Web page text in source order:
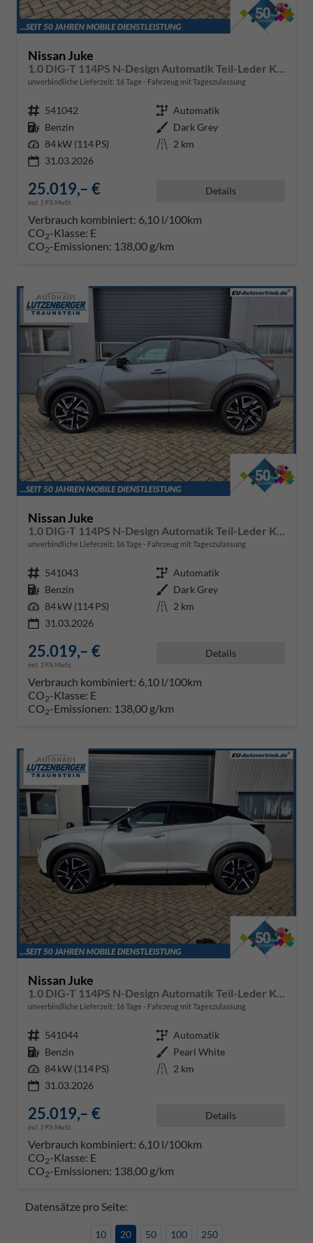
Nissan Juke
unverbindliche Lieferzeit: 16 Tage Fahrzeug mit Tageszulassung
Fahrzeugnr. 541042 Getriebe Automatik
Kraftstoff Benzin Außenfarbe Dark Grey
Leistung 84 kW (114 PS) Kilometerstand 2 km
31.03.2026
25.019,– €
incl. 19% MwSt.
Details
Verbrauch kombiniert: 6,10 l/100km
CO2-Klasse: E
CO2-Emissionen: 138,00 g/km
Nissan Juke
unverbindliche Lieferzeit: 16 Tage Fahrzeug mit Tageszulassung
Fahrzeugnr. 541043 Getriebe Automatik
Kraftstoff Benzin Außenfarbe Dark Grey
Leistung 84 kW (114 PS) Kilometerstand 2 km
31.03.2026
25.019,– €
incl. 19% MwSt.
Details
Verbrauch kombiniert: 6,10 l/100km
CO2-Klasse: E
CO2-Emissionen: 138,00 g/km
Nissan Juke
unverbindliche Lieferzeit: 16 Tage Fahrzeug mit Tageszulassung
Fahrzeugnr. 541044 Getriebe Automatik
Kraftstoff Benzin Außenfarbe Pearl White
Leistung 84 kW (114 PS) Kilometerstand 2 km
31.03.2026
25.019,– €
incl. 19% MwSt.
Details
Verbrauch kombiniert: 6,10 l/100km
CO2-Klasse: E
CO2-Emissionen: 138,00 g/km
Datensätze pro Seite:
10 20 50 100 250